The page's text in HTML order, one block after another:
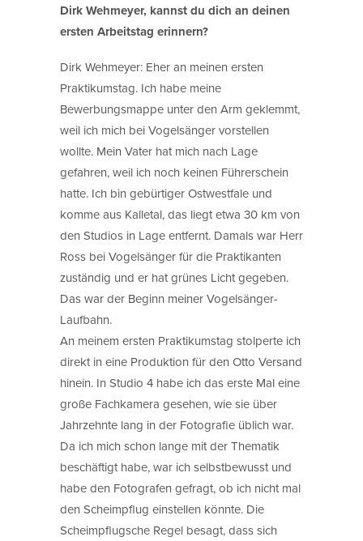
Dirk Wehmeyer, kannst du dich an deinen
ersten Arbeitstag erinnern?
Dirk Wehmeyer: Eher an meinen ersten
Praktikumstag. Ich habe meine
Bewerbungsmappe unter den Arm geklemmt,
weil ich mich bei Vogelsänger vorstellen
wollte. Mein Vater hat mich nach Lage
gefahren, weil ich noch keinen Führerschein
hatte. Ich bin gebürtiger Ostwestfale und
komme aus Kalletal, das liegt etwa 30 km von
den Studios in Lage entfernt. Damals war Herr
Ross bei Vogelsänger für die Praktikanten
zuständig und er hat grünes Licht gegeben.
Das war der Beginn meiner Vogelsänger-
Laufbahn.
An meinem ersten Praktikumstag stolperte ich
direkt in eine Produktion für den Otto Versand
hinein. In Studio 4 habe ich das erste Mal eine
große Fachkamera gesehen, wie sie über
Jahrzehnte lang in der Fotografie üblich war.
Da ich mich schon lange mit der Thematik
beschäftigt habe, war ich selbstbewusst und
habe den Fotografen gefragt, ob ich nicht mal
den Scheimpflug einstellen könnte. Die
Scheimpflugsche Regel besagt, dass sich